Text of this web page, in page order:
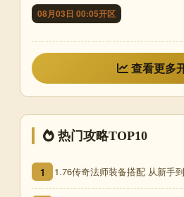
08月03日 00:05开区
查看更多
热门攻略TOP10
1 1.76传奇法师装备搭配 从新手